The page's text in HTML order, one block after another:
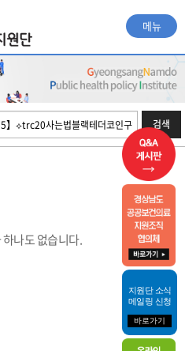
메뉴
검색
나도 없습니다.
지원단 소식
메일링 신청
바로가기